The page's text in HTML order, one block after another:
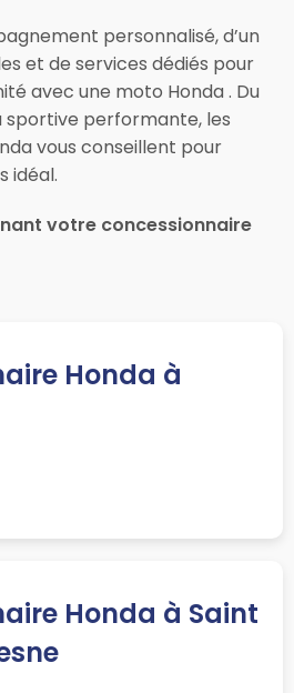
personnalisé, d’un
et de services dédiés pour
avec une moto Honda . Du
performante, les
vous conseillent pour
idéal.
votre concessionnaire
Honda à
Honda à Saint